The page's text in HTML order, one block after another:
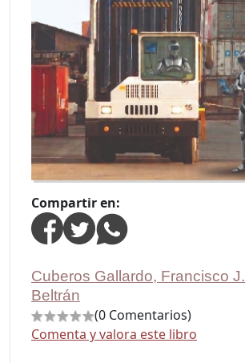
Compartir en:
Cuberos Gallardo, Francisco J.
Beltrán
(0 Comentarios)
Comenta y valora este libro